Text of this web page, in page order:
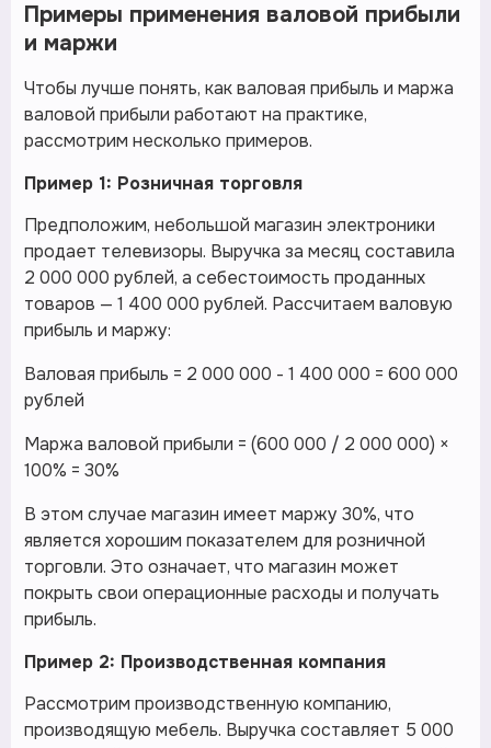
Примеры применения валовой прибыли
и маржи
Чтобы лучше понять, как валовая прибыль и маржа
валовой прибыли работают на практике,
рассмотрим несколько примеров.
Пример 1: Розничная торговля
Предположим, небольшой магазин электроники
продает телевизоры. Выручка за месяц составила
2 000 000 рублей, а себестоимость проданных
товаров — 1 400 000 рублей. Рассчитаем валовую
прибыль и маржу:
Валовая прибыль = 2 000 000 - 1 400 000 = 600 000
рублей
Маржа валовой прибыли = (600 000 / 2 000 000) ×
100% = 30%
В этом случае магазин имеет маржу 30%, что
является хорошим показателем для розничной
торговли. Это означает, что магазин может
покрыть свои операционные расходы и получать
прибыль.
Пример 2: Производственная компания
Рассмотрим производственную компанию,
производящую мебель. Выручка составляет 5 000